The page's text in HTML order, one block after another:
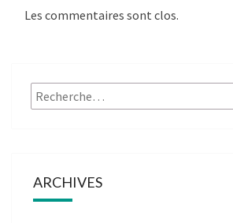
Les commentaires sont clos.
Rechercher :
ARCHIVES